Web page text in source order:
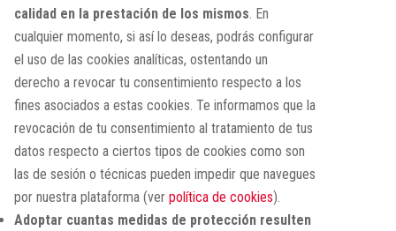
calidad en la prestación de los mismos. En
cualquier momento, si así lo deseas, podrás configurar
el uso de las cookies analíticas, ostentando un
derecho a revocar tu consentimiento respecto a los
fines asociados a estas cookies. Te informamos que la
revocación de tu consentimiento al tratamiento de tus
datos respecto a ciertos tipos de cookies como son
las de sesión o técnicas pueden impedir que navegues
por nuestra plataforma (ver política de cookies).
Adoptar cuantas medidas de protección resulten